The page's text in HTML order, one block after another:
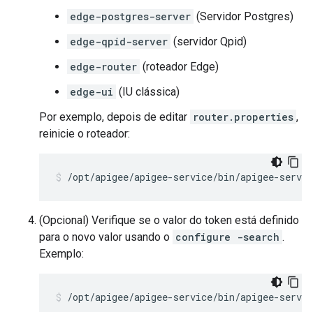
edge-postgres-server (Servidor Postgres)
edge-qpid-server (servidor Qpid)
edge-router (roteador Edge)
edge-ui (IU clássica)
Por exemplo, depois de editar router.properties ,
reinicie o roteador:
/opt/apigee/apigee-service/bin/apigee-
(Opcional) Verifique se o valor do token está definido
para o novo valor usando o configure -search .
Exemplo:
/opt/apigee/apigee-service/bin/apigee-